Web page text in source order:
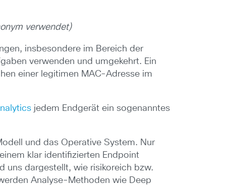
verwendet)
insbesondere im Bereich der
verwenden und umgekehrt. Ein
einer legitimen MAC-Adresse im
jedem Endgerät ein sogenanntes
und das Operative System. Nur
klar identifizierten Endpoint
uns dargestellt, wie risikoreich bzw.
Analyse-Methoden wie Deep